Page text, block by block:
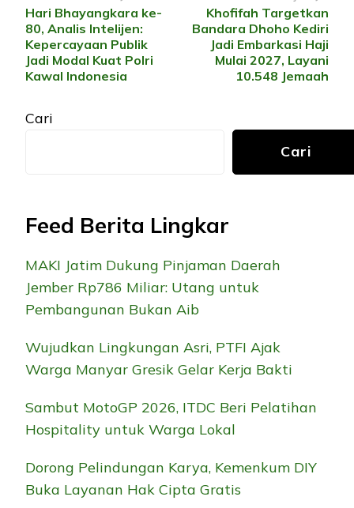
Artikel
Hari Bhayangkara ke-
80, Analis Intelijen:
Kepercayaan Publik
Jadi Modal Kuat Polri
Kawal Indonesia
Khofifah Targetkan
Bandara Dhoho Kediri
Jadi Embarkasi Haji
Mulai 2027, Layani
10.548 Jemaah
Cari
Cari
Feed Berita Lingkar
MAKI Jatim Dukung Pinjaman Daerah
Jember Rp786 Miliar: Utang untuk
Pembangunan Bukan Aib
Wujudkan Lingkungan Asri, PTFI Ajak
Warga Manyar Gresik Gelar Kerja Bakti
Sambut MotoGP 2026, ITDC Beri Pelatihan
Hospitality untuk Warga Lokal
Dorong Pelindungan Karya, Kemenkum DIY
Buka Layanan Hak Cipta Gratis